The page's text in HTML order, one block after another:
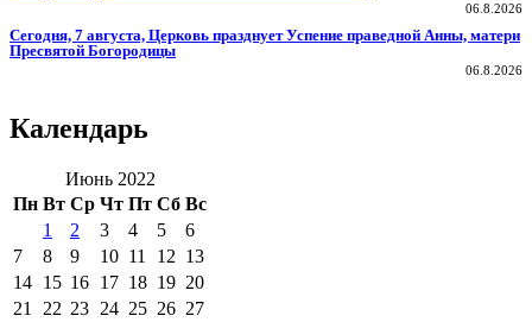
06.8.2026
Сегодня, 7 августа, Церковь празднует Успение праведной Анны, матери
Пресвятой Богородицы
06.8.2026
Календарь
Июнь 2022
Пн Вт Ср Чт Пт Сб Вс
1
2 3 4 5
6
7
8 9 10 11 12 13
14 15 16 17 18 19 20
21
22 23 24 25 26 27